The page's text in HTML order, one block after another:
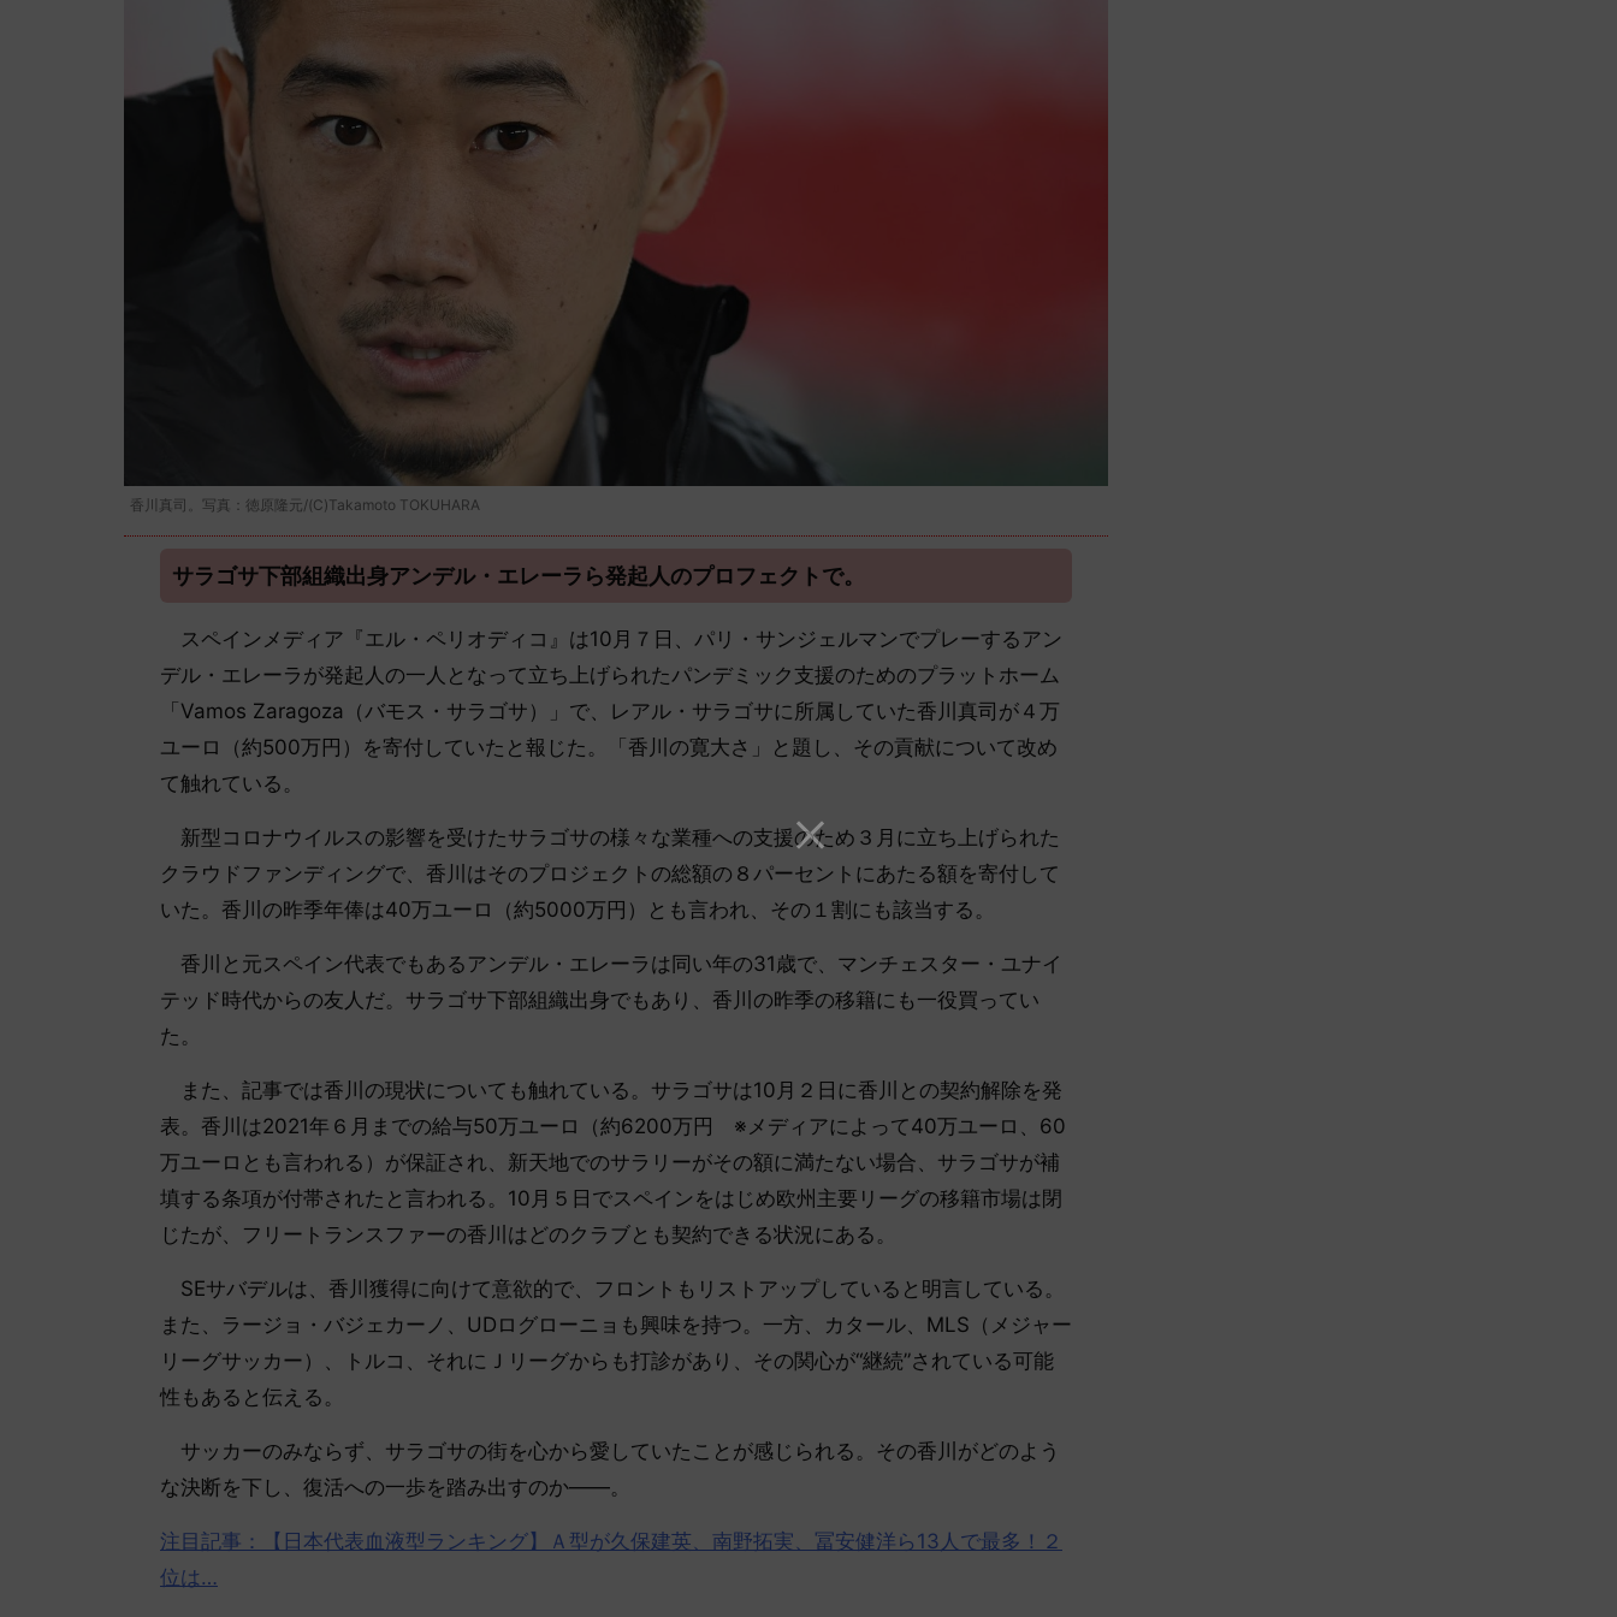
香川真司。写真：徳原隆元/(C)Takamoto TOKUHARA
サラゴサ下部組織出身アンデル・エレーラら発起人のプロフェクトで。
スペインメディア『エル・ペリオディコ』は10月７日、パリ・サンジェルマンでプレーするアン
デル・エレーラが発起人の一人となって立ち上げられたパンデミック支援のためのプラットホーム
「Vamos Zaragoza（バモス・サラゴサ）」で、レアル・サラゴサに所属していた香川真司が４万
ユーロ（約500万円）を寄付していたと報じた。「香川の寛大さ」と題し、その貢献について改め
て触れている。
新型コロナウイルスの影響を受けたサラゴサの様々な業種への支援のため３月に立ち上げられた
クラウドファンディングで、香川はそのプロジェクトの総額の８パーセントにあたる額を寄付して
いた。香川の昨季年俸は40万ユーロ（約5000万円）とも言われ、その１割にも該当する。
香川と元スペイン代表でもあるアンデル・エレーラは同い年の31歳で、マンチェスター・ユナイ
テッド時代からの友人だ。サラゴサ下部組織出身でもあり、香川の昨季の移籍にも一役買ってい
た。
また、記事では香川の現状についても触れている。サラゴサは10月２日に香川との契約解除を発
表。香川は2021年６月までの給与50万ユーロ（約6200万円 ※メディアによって40万ユーロ、60
万ユーロとも言われる）が保証され、新天地でのサラリーがその額に満たない場合、サラゴサが補
填する条項が付帯されたと言われる。10月５日でスペインをはじめ欧州主要リーグの移籍市場は閉
じたが、フリートランスファーの香川はどのクラブとも契約できる状況にある。
SEサバデルは、香川獲得に向けて意欲的で、フロントもリストアップしていると明言している。
また、ラージョ・バジェカーノ、UDログローニョも興味を持つ。一方、カタール、MLS（メジャー
リーグサッカー）、トルコ、それにＪリーグからも打診があり、その関心が“継続”されている可能
性もあると伝える。
サッカーのみならず、サラゴサの街を心から愛していたことが感じられる。その香川がどのよう
な決断を下し、復活への一歩を踏み出すのか――。
注目記事：【日本代表血液型ランキング】Ａ型が久保建英、南野拓実、冨安健洋ら13人で最多！２
位は…